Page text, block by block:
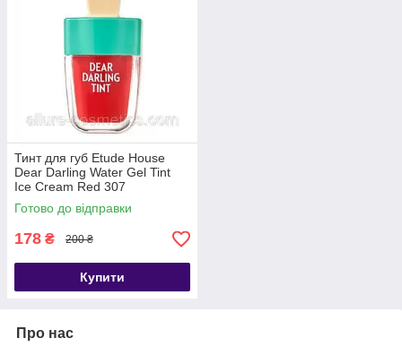
Тинт для губ Etude House
Dear Darling Water Gel Tint
Ice Cream Red 307
Готово до відправки
178 ₴ 200 ₴
Купити
Про нас